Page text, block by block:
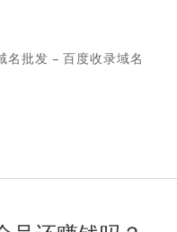
名批发 – 百度收录域名